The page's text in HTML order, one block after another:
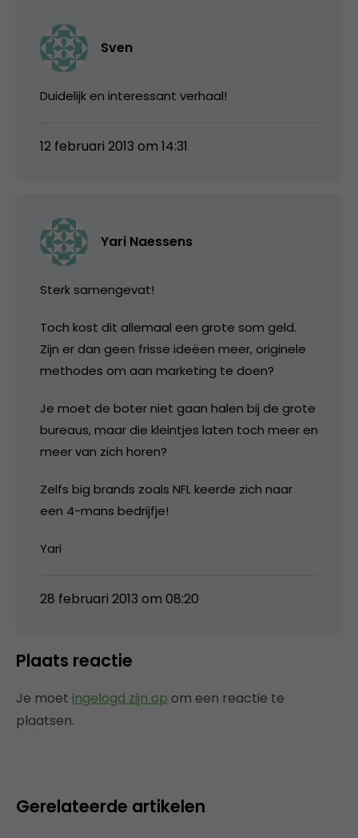
Sven
Duidelijk en interessant verhaal!
12 februari 2013 om 14:31
Yari Naessens
Sterk samengevat!
Toch kost dit allemaal een grote som geld.
Zijn er dan geen frisse ideëen meer, originele
methodes om aan marketing te doen?
Je moet de boter niet gaan halen bij de grote
bureaus, maar die kleintjes laten toch meer en
meer van zich horen?
Zelfs big brands zoals NFL keerde zich naar
een 4-mans bedrijfje!
Yari
28 februari 2013 om 08:20
Plaats reactie
Je moet ingelogd zijn op om een reactie te
plaatsen.
Gerelateerde artikelen